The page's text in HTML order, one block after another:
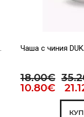
Чаша с чиния
18.00€
10.80€